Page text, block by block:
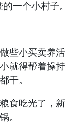
一个小村子。
些小买卖养活
就得帮着操持
干。
食吃光了，新
。